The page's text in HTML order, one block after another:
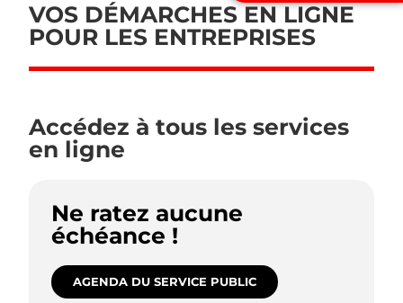
VOS DÉMARCHES EN LIGNE
POUR LES ENTREPRISES
Accédez à tous les services
en ligne
Ne ratez aucune
échéance !
AGENDA DU SERVICE PUBLIC